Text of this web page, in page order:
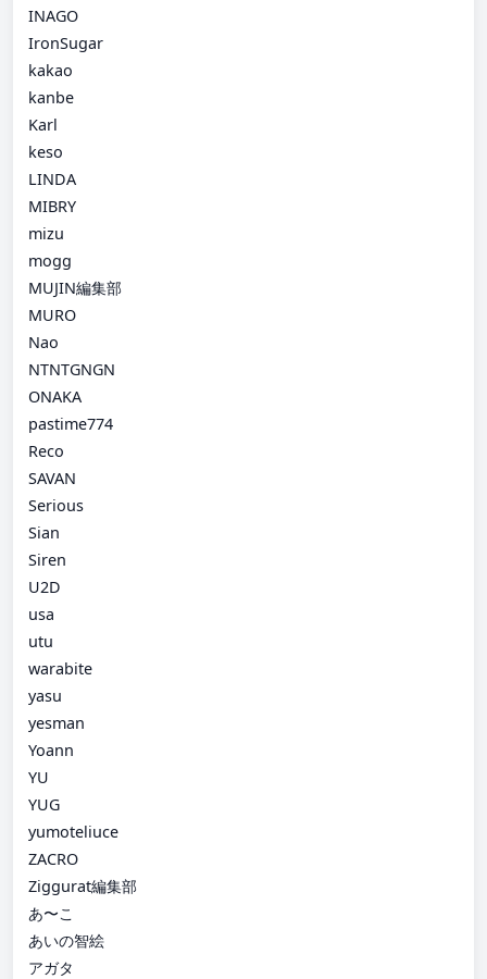
INAGO
IronSugar
kakao
kanbe
Karl
keso
LINDA
MIBRY
mizu
mogg
MUJIN編集部
MURO
Nao
NTNTGNGN
ONAKA
pastime774
Reco
SAVAN
Serious
Sian
Siren
U2D
usa
utu
warabite
yasu
yesman
Yoann
YU
YUG
yumoteliuce
ZACRO
Ziggurat編集部
あ〜こ
あいの智絵
アガタ